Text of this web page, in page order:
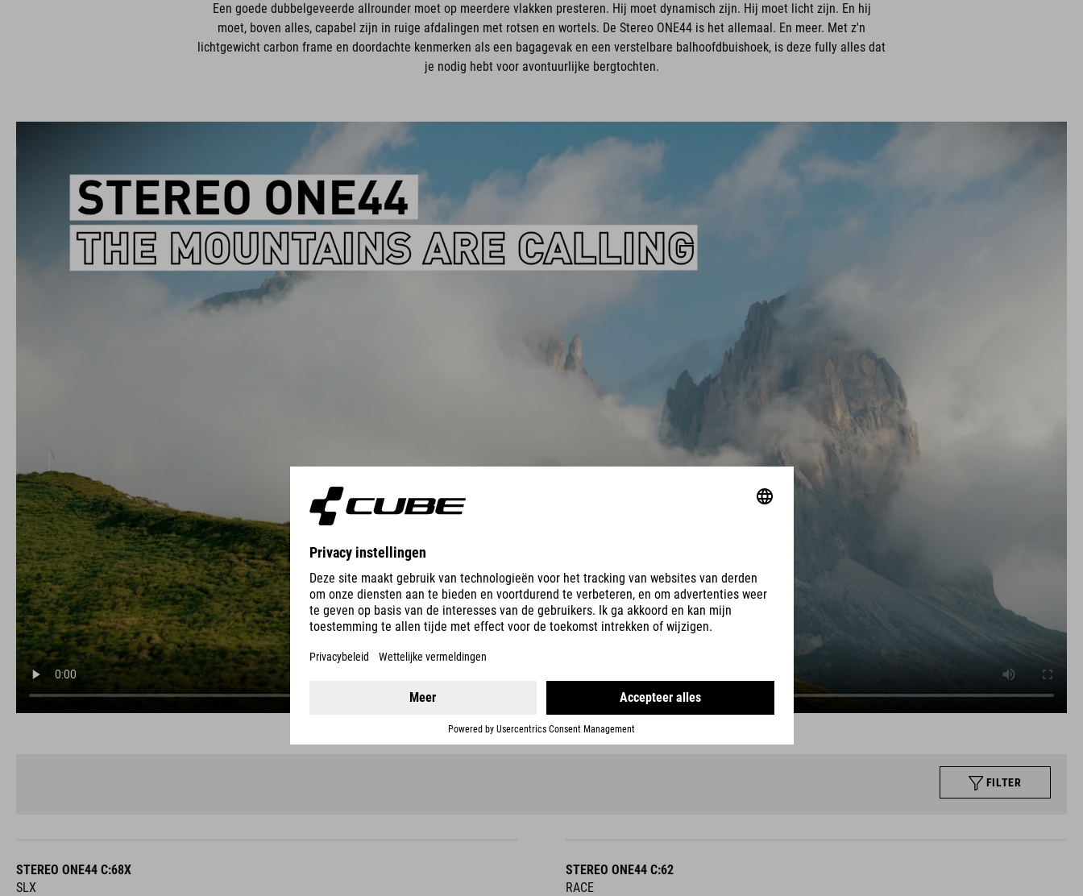
Een goede dubbelgeveerde allrounder moet op meerdere vlakken presteren. Hij moet dynamisch zijn. Hij moet licht zijn. En hij
moet, boven alles, capabel zijn in ruige afdalingen met rotsen en wortels. De Stereo ONE44 is het allemaal. En meer. Met z'n
lichtgewicht carbon frame en doordachte kenmerken als een bagagevak en een verstelbare balhoofdbuishoek, is deze fully alles dat
je nodig hebt voor avontuurlijke bergtochten.
FILTER
STEREO ONE44 C:68X
SLX
STEREO ONE44 C:62
RACE